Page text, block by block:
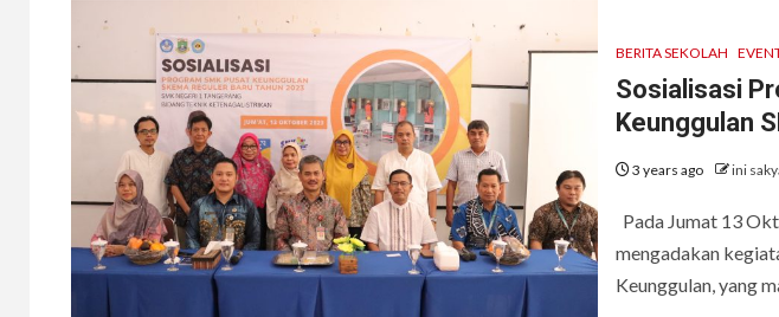
BERITA SEKOLAH
Sosialisasi
Keunggulan
3 years ago ini
Pada Jumat 13
mengadakan
Keunggulan, yang